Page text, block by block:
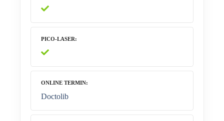
PICO-LASER
ONLINE TERMIN
Doctolib